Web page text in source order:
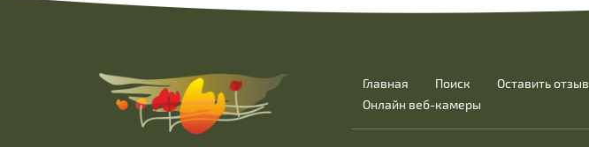
Главная Поиск Оставить отзыв
Онлайн веб-камеры